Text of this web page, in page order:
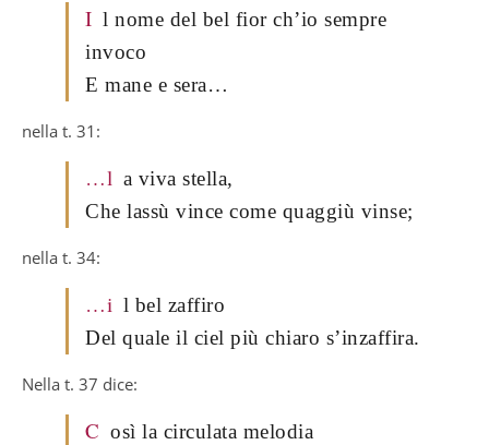
I l nome del bel fior ch’io sempre
invoco
E mane e sera…
nella t. 31:
…l a viva stella,
Che lassù vince come quaggiù vinse;
nella t. 34:
…i l bel zaffiro
Del quale il ciel più chiaro s’inzaffira.
Nella t. 37 dice:
C osì la circulata melodia